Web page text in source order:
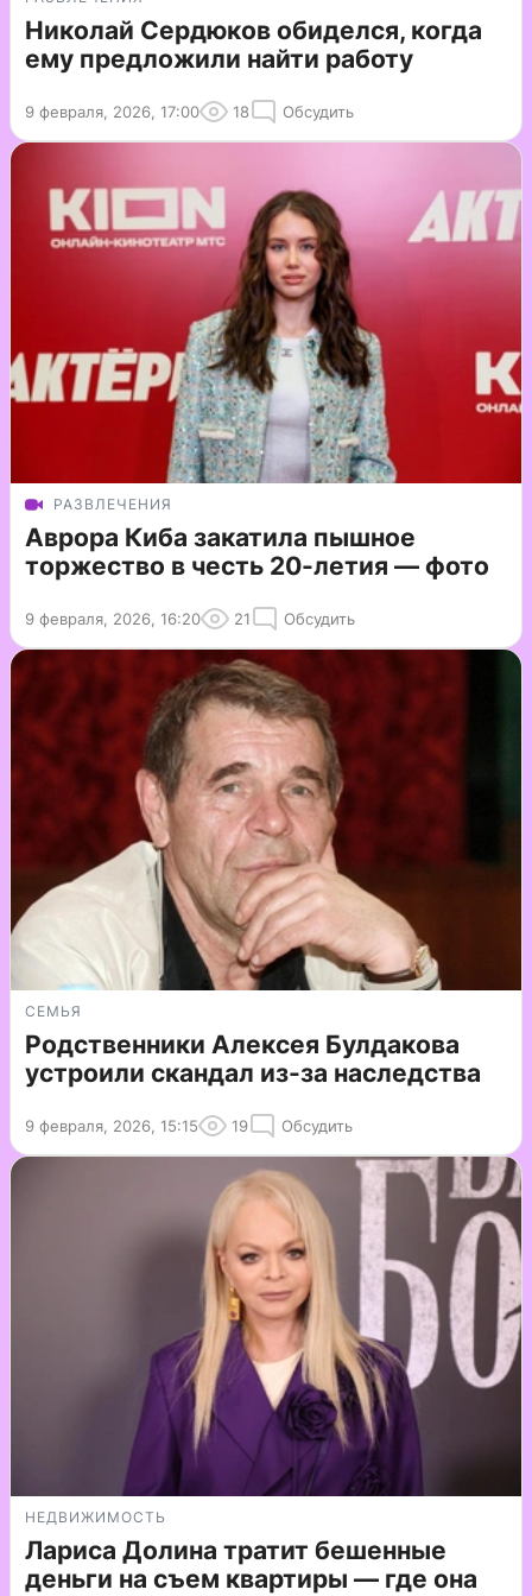
Николай Сердюков обиделся, когда
ему предложили найти работу
9 февраля, 2026, 17:00 18 Обсудить
РАЗВЛЕЧЕНИЯ
Аврора Киба закатила пышное
торжество в честь 20-летия — фото
9 февраля, 2026, 16:20 21 Обсудить
СЕМЬЯ
Родственники Алексея Булдакова
устроили скандал из-за наследства
9 февраля, 2026, 15:15 19 Обсудить
НЕДВИЖИМОСТЬ
Лариса Долина тратит бешенные
деньги на съем квартиры — где она